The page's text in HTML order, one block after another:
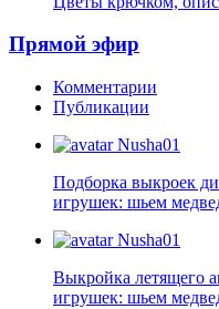
Прямой эфир
Комментарии
Публикации
Nusha01
Подборка выкроек
игрушек: шьем
Nusha01
Выкройка летящего
игрушек: шьем